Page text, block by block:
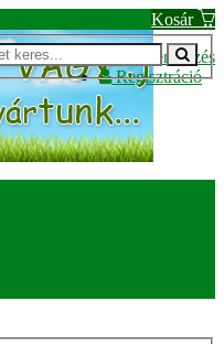
Kosár
Bejelentkezés
Regisztráció